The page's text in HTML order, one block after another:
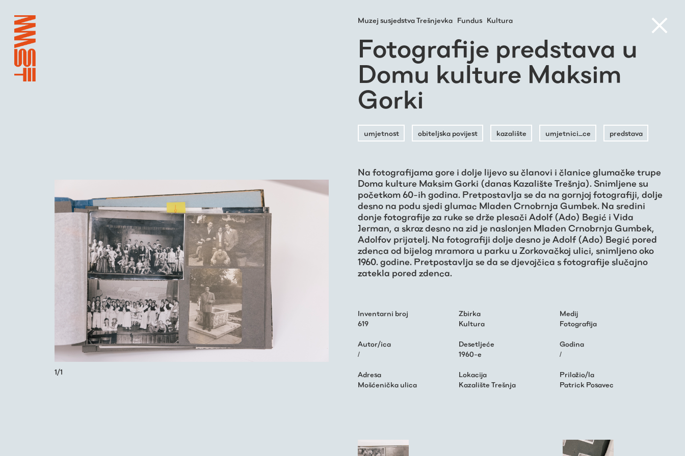
Muzej susjedstva Trešnjevka Fundus Kultura
1/1
Fotografije predstava u
Domu kulture Maksim
Gorki
umjetnost obiteljska povijest kazalište umjetnici_ce predstava
Na fotografijama gore i dolje lijevo su članovi i članice glumačke trupe
Doma kulture Maksim Gorki (danas Kazalište Trešnja). Snimljene su
početkom 60-ih godina. Pretpostavlja se da na gornjoj fotografiji, dolje
desno na podu sjedi glumac Mladen Crnobrnja Gumbek. Na sredini
donje fotografije za ruke se drže plesači Adolf (Ado) Begić i Vida
Jerman, a skroz desno na zid je naslonjen Mladen Crnobrnja Gumbek,
Adolfov prijatelj. Na fotografiji dolje desno je Adolf (Ado) Begić pored
zdenca od bijelog mramora u parku u Zorkovačkoj ulici, snimljeno oko
1960. godine. Pretpostavlja se da se djevojčica s fotografije slučajno
zatekla pored zdenca.
Inventarni broj
619
Zbirka
Kultura
Medij
Fotografija
Autor/ica
/
Desetljeće
1960-e
Godina
/
Adresa
Mošćenička ulica
Lokacija
Kazalište Trešnja
Priložio/la
Patrick Posavec